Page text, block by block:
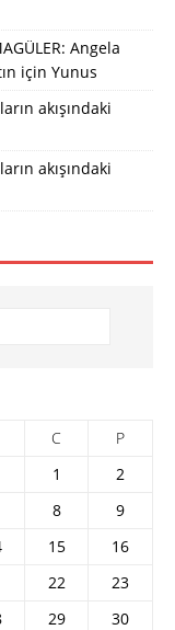
Angela
için Yunus
akışındaki
akışındaki
C
P
1
2
8
9
15
16
22
23
29
30